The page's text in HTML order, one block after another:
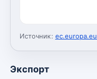
Источник: ec.europa.eu
Экспорт